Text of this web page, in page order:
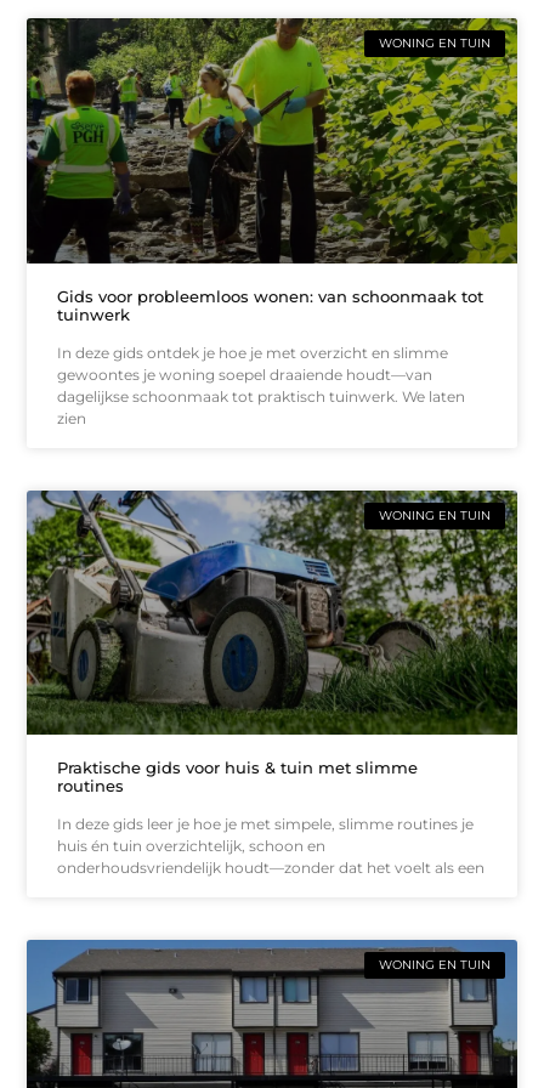
WONING EN TUIN
Gids voor probleemloos wonen: van schoonmaak tot
tuinwerk
In deze gids ontdek je hoe je met overzicht en slimme
gewoontes je woning soepel draaiende houdt—van
dagelijkse schoonmaak tot praktisch tuinwerk. We laten
zien
WONING EN TUIN
Praktische gids voor huis & tuin met slimme
routines
In deze gids leer je hoe je met simpele, slimme routines je
huis én tuin overzichtelijk, schoon en
onderhoudsvriendelijk houdt—zonder dat het voelt als een
WONING EN TUIN